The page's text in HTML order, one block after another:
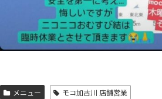
メニュー モコ加古川 店舗営業